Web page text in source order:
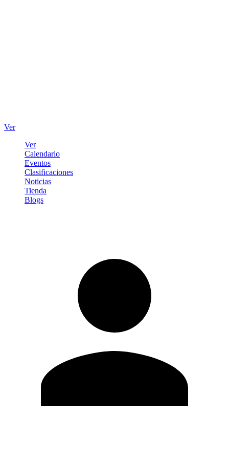
Ver
Ver
Calendario
Eventos
Clasificaciones
Noticias
Tienda
Blogs